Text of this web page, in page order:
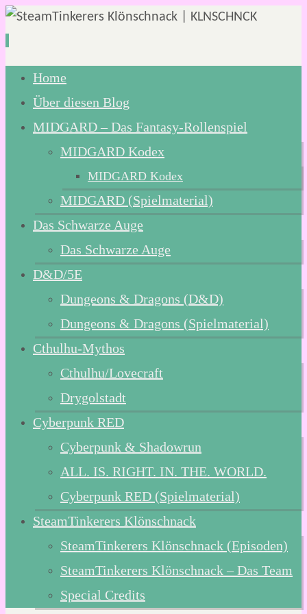
Zum
Inhalt
springen
Home
Über diesen Blog
MIDGARD – Das Fantasy-Rollenspiel
MIDGARD Kodex
MIDGARD Kodex
MIDGARD (Spielmaterial)
Das Schwarze Auge
Das Schwarze Auge
D&D/5E
Dungeons & Dragons (D&D)
Dungeons & Dragons (Spielmaterial)
Cthulhu-Mythos
Cthulhu/Lovecraft
Drygolstadt
Cyberpunk RED
Cyberpunk & Shadowrun
ALL. IS. RIGHT. IN. THE. WORLD.
Cyberpunk RED (Spielmaterial)
SteamTinkerers Klönschnack
SteamTinkerers Klönschnack (Episoden)
SteamTinkerers Klönschnack – Das Team
Special Credits